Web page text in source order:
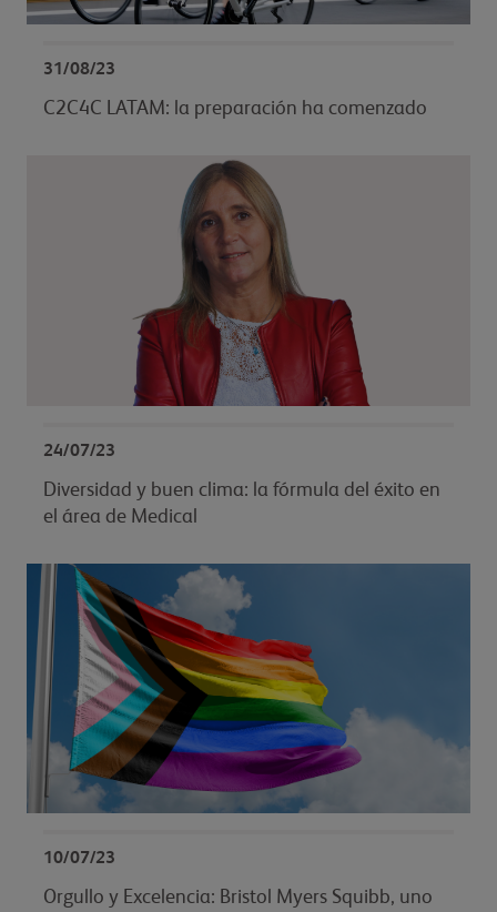
31/08/23
C2C4C LATAM: la preparación ha comenzado
24/07/23
Diversidad y buen clima: la fórmula del éxito en
el área de Medical
10/07/23
Orgullo y Excelencia: Bristol Myers Squibb, uno